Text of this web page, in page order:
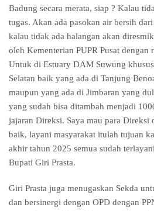
Badung secara merata, siap ? Kalau
tugas. Akan ada pasokan air bersih
kalau tidak ada halangan akan
oleh Kementerian PUPR Pusat
Untuk di Estuary DAM Suwung
Selatan baik yang ada di Tanjung
maupun yang ada di Jimbaran yang
yang sudah bisa ditambah menjadi
jajaran Direksi. Saya mau para Direksi
baik, layani masyarakat itulah tujuan
akhir tahun 2025 semua sudah
Bupati Giri Prasta.
Giri Prasta juga menugaskan Sekda
dan bersinergi dengan OPD dengan